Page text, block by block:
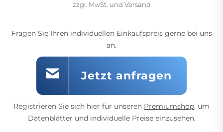
zzgl. MwSt. und Versand
Fragen Sie Ihren individuellen Einkaufspreis gerne bei uns
an.
Jetzt anfragen
Registrieren Sie sich hier für unseren Premiumshop, um
Datenblätter und individuelle Preise einzusehen.